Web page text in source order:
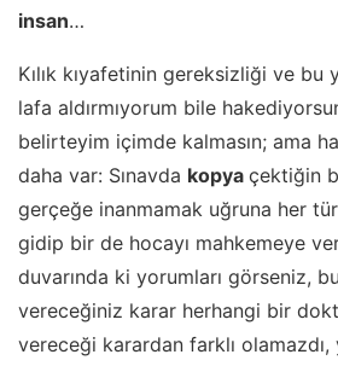
insan…
Kılık kıyafetinin gereksizliği ve
lafa aldırmıyorum bile
belirteyim içimde kalmasın; ama
daha var: Sınavda kopya çektiğin
gerçeğe inanmamak uğruna her
gidip bir de hocayı mahkemeye
duvarında ki yorumları görseniz,
vereceğiniz karar herhangi bir
vereceği karardan farklı olamazdı,